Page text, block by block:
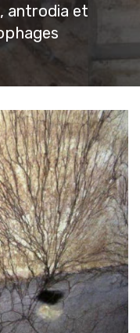
antrodia et